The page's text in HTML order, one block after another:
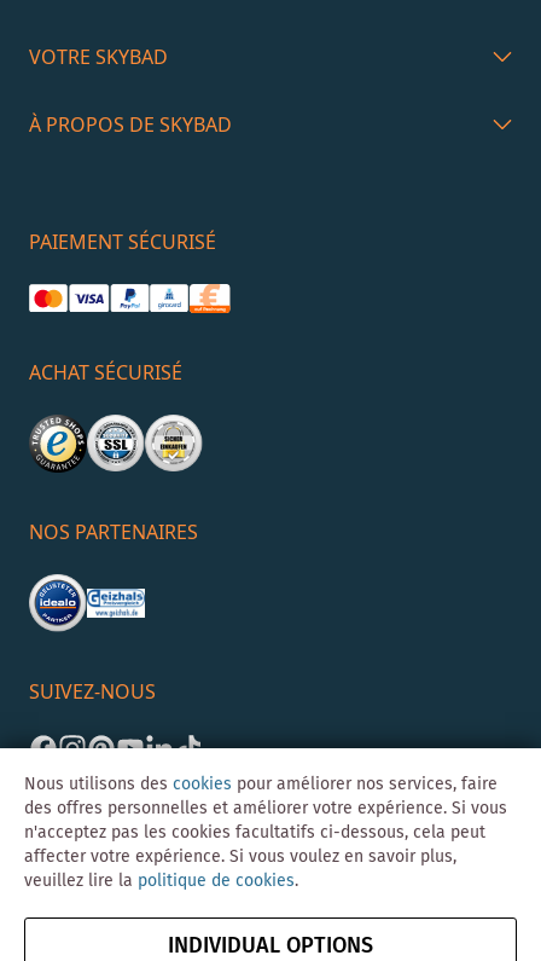
VOTRE SKYBAD
À PROPOS DE SKYBAD
PAIEMENT SÉCURISÉ
ACHAT SÉCURISÉ
NOS PARTENAIRES
SUIVEZ-NOUS
Magento-Agentur Y1 Digital AG
Nous utilisons des cookies pour améliorer nos services, faire
des offres personnelles et améliorer votre expérience. Si vous
n'acceptez pas les cookies facultatifs ci-dessous, cela peut
affecter votre expérience. Si vous voulez en savoir plus,
veuillez lire la politique de cookies.
INDIVIDUAL OPTIONS